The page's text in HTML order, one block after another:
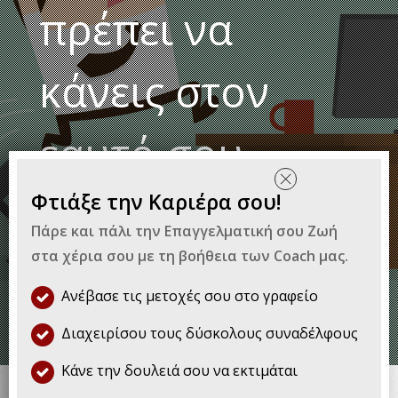
πρέπει να
κάνεις στον
εαυτό σου
ByThe Purpose | Επαγγελματική Εξέλιξη
προαγωγή. Ακόμα πιο χάλια είναι
Φτιάξε την Καριέρα σου!
Πάρε και πάλι την Επαγγελματική σου Ζωή
στα χέρια σου με τη βοήθεια των Coach μας.
Ανέβασε τις μετοχές σου στο γραφείο
Διαχειρίσου τους δύσκολους συναδέλφους
Κάνε την δουλειά σου να εκτιμάται